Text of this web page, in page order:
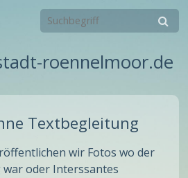
roennelmoor.de
Textbegleitung
wir Fotos wo der
oder Interssantes